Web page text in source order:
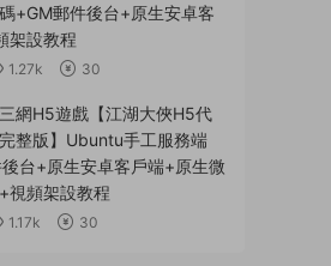
+GM郵件後台+原生安卓客
架設教程
1.27k 30
網H5遊戲【江湖大俠H5代
整版】Ubuntu手工服務端
台+原生安卓客戶端+原生微
視頻架設教程
1.17k 30